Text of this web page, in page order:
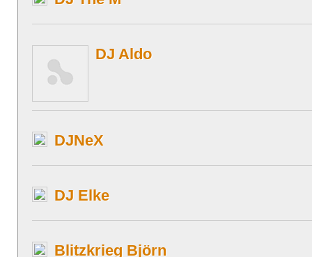
DJ Aldo
DJNeX
DJ Elke
Blitzkrieg Björn